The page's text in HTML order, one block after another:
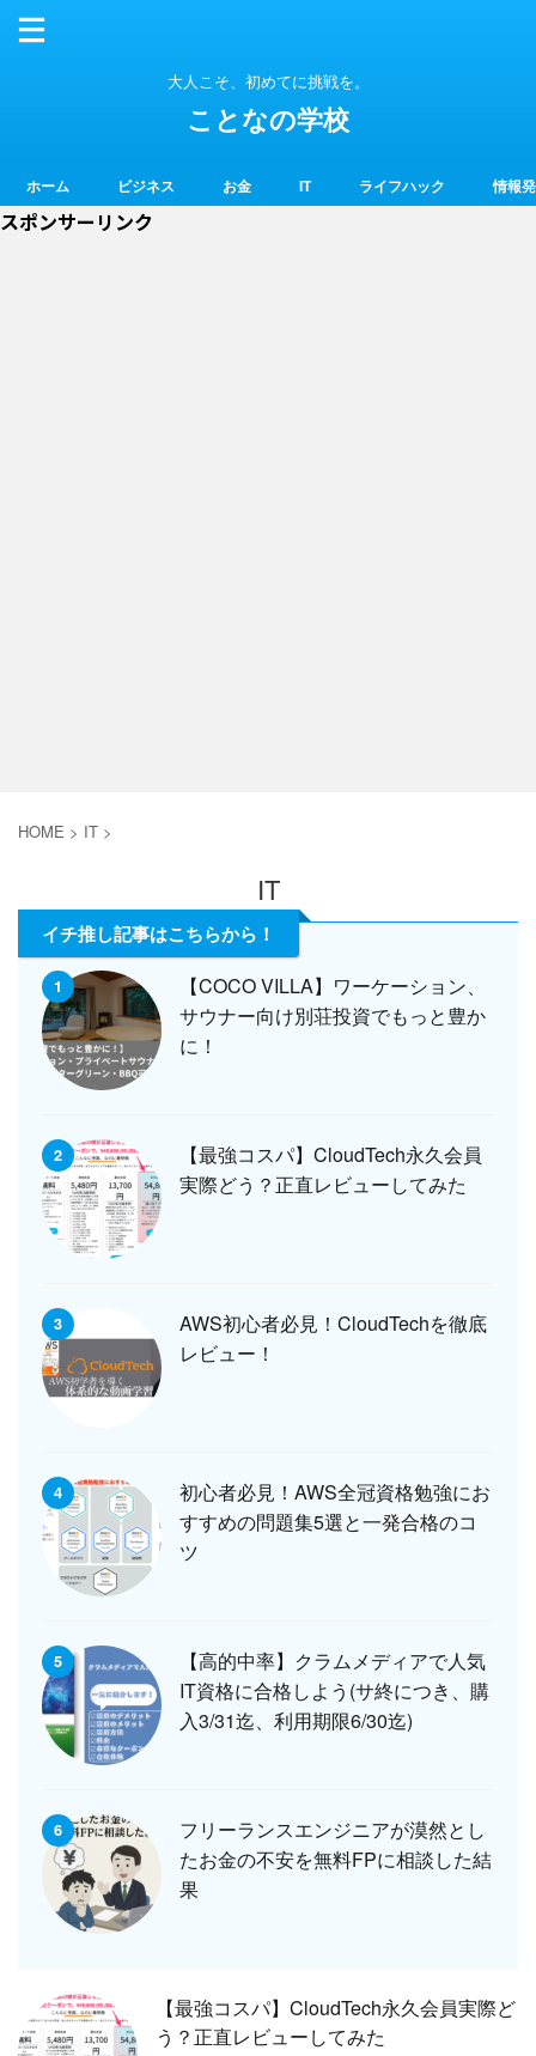
大人こそ、初めてに挑戦を。
ことなの学校
ホーム ビジネス お金 IT ライフハック 情報
スポンサーリンク
HOME > IT >
IT
イチ推し記事はこちらから！
1
【COCO VILLA】ワーケーション、
サウナー向け別荘投資でもっと豊か
に！
2
【最強コスパ】CloudTech永久会員
実際どう？正直レビューしてみた
3
AWS初心者必見！CloudTechを徹底
レビュー！
4
初心者必見！AWS全冠資格勉強にお
すすめの問題集5選と一発合格のコ
ツ
5
【高的中率】クラムメディアで人気
IT資格に合格しよう(サ終につき、購
入3/31迄、利用期限6/30迄)
6
フリーランスエンジニアが漠然とし
たお金の不安を無料FPに相談した結
果
【最強コスパ】CloudTech永久会員実際ど
う？正直レビューしてみた